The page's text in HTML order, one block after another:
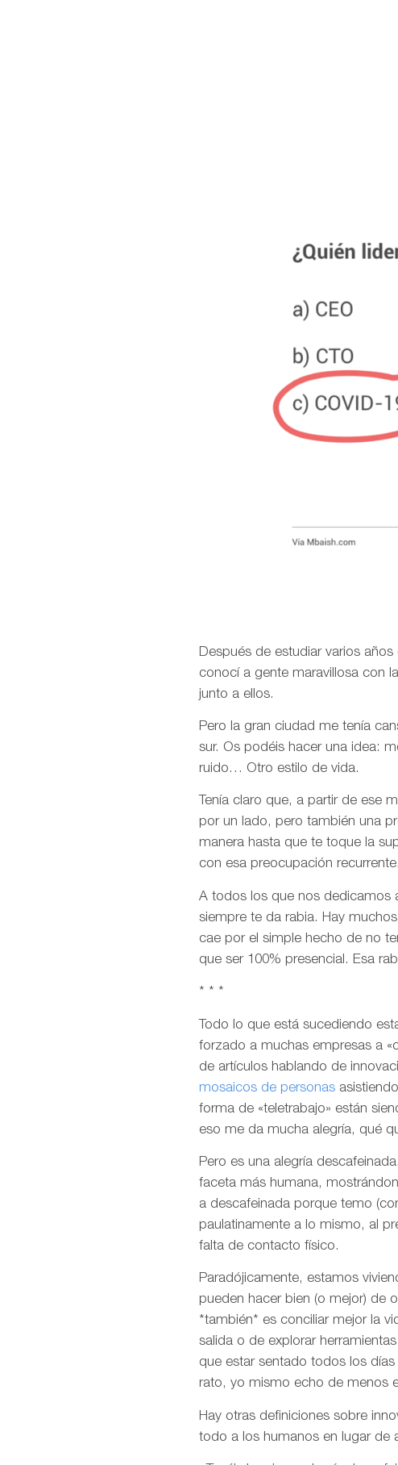
Después de estudiar varios
conocí a gente maravillosa con
junto a ellos.
Pero la gran ciudad me tenía
sur. Os podéis hacer una idea:
ruido… Otro estilo de vida.
Tenía claro que, a partir de ese
por un lado, pero también una
manera hasta que te toque la
con esa preocupación recurrente.
A todos los que nos dedicamos
siempre te da rabia. Hay
cae por el simple hecho de no
que ser 100% presencial. Esa
* * *
Todo lo que está sucediendo
forzado a muchas empresas a
de artículos hablando de
mosaicos de personas
forma de «teletrabajo» están
eso me da mucha alegría, qué
Pero es una alegría
faceta más humana,
a descafeinada porque temo
paulatinamente a lo mismo, al
falta de contacto físico.
Paradójicamente, estamos
pueden hacer bien (o mejor) de
*también* es conciliar mejor la
salida o de explorar
que estar sentado todos los
rato, yo mismo echo de menos
Hay otras definiciones sobre
todo a los humanos en lugar de